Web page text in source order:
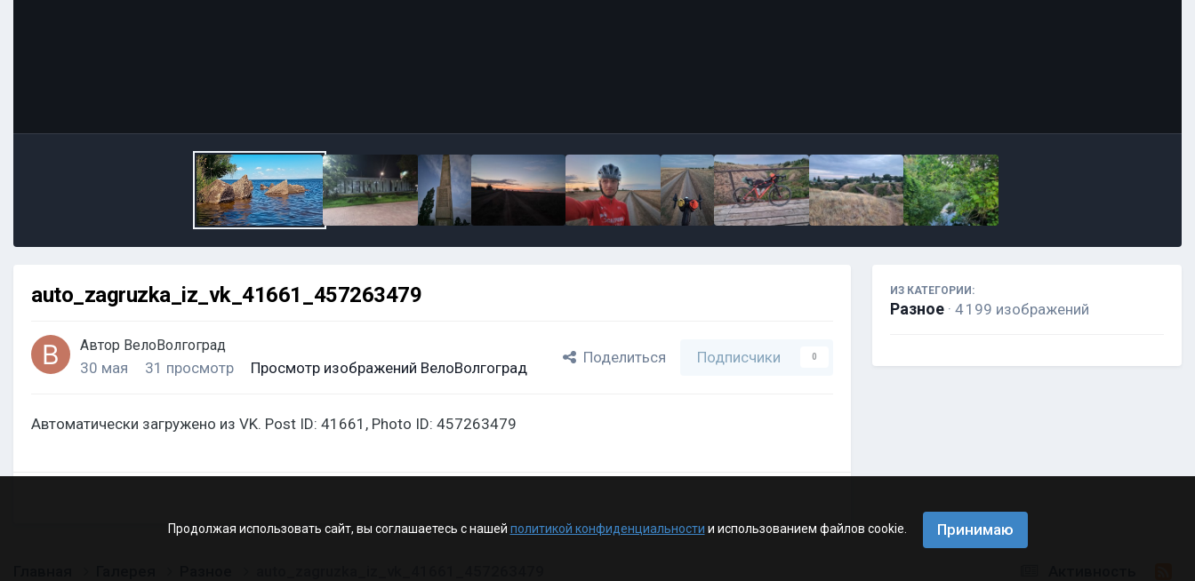
auto_zagruzka_iz_vk_41661_457263479
Автор ВелоВолгоград
30 мая 31 просмотр Просмотр изображений ВелоВолгоград
Поделиться Подписчики 0
Автоматически загружено из VK. Post ID: 41661, Photo ID: 457263479
ИЗ КАТЕГОРИИ:
Разное · 4 199 изображений
Продолжая использовать сайт, вы соглашаетесь с нашей политикой конфиденциальности и использованием файлов cookie. Принимаю